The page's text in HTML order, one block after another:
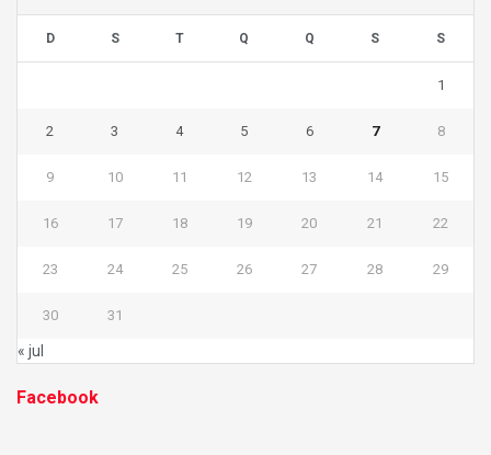
D S T Q Q S S
1
2 3 4 5 6 7 8
9 10 11 12 13 14 15
16 17 18 19 20 21 22
23 24 25 26 27 28 29
30 31
« jul
Facebook